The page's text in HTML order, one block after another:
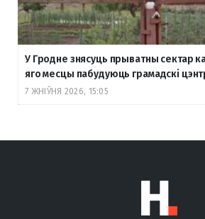
У Гродне знясуць прыватны сектар
яго месцы пабудуюць грамадскі
7 ЖНІЎНЯ 2026, 15:05